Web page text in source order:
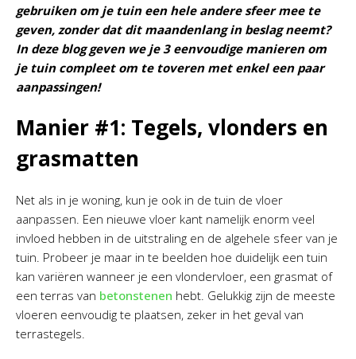
gebruiken om je tuin een hele andere sfeer mee te
geven, zonder dat dit maandenlang in beslag neemt?
In deze blog geven we je 3 eenvoudige manieren om
je tuin compleet om te toveren met enkel een paar
aanpassingen!
Manier #1: Tegels, vlonders en
grasmatten
Net als in je woning, kun je ook in de tuin de vloer
aanpassen. Een nieuwe vloer kant namelijk enorm veel
invloed hebben in de uitstraling en de algehele sfeer van je
tuin. Probeer je maar in te beelden hoe duidelijk een tuin
kan variëren wanneer je een vlondervloer, een grasmat of
een terras van betonstenen hebt. Gelukkig zijn de meeste
vloeren eenvoudig te plaatsen, zeker in het geval van
terrastegels.